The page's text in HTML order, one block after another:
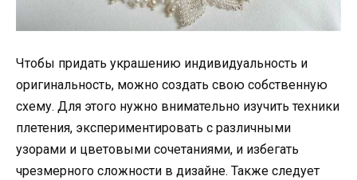
Чтобы придать украшению индивидуальность и
оригинальность, можно создать свою собственную
схему. Для этого нужно внимательно изучить техники
плетения, экспериментировать с различными
узорами и цветовыми сочетаниями, и избегать
чрезмерного сложности в дизайне. Также следует